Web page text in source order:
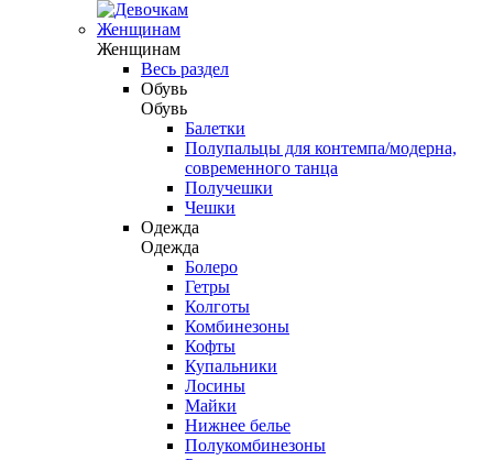
Женщинам
Женщинам
Весь раздел
Обувь
Обувь
Балетки
Полупальцы для контемпа/модерна,
современного танца
Получешки
Чешки
Одежда
Одежда
Болеро
Гетры
Колготы
Комбинезоны
Кофты
Купальники
Лосины
Майки
Нижнее белье
Полукомбинезоны